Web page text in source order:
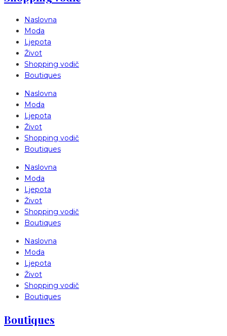
Naslovna
Moda
Ljepota
Život
Shopping vodič
Boutiques
Naslovna
Moda
Ljepota
Život
Shopping vodič
Boutiques
Naslovna
Moda
Ljepota
Život
Shopping vodič
Boutiques
Naslovna
Moda
Ljepota
Život
Shopping vodič
Boutiques
Boutiques